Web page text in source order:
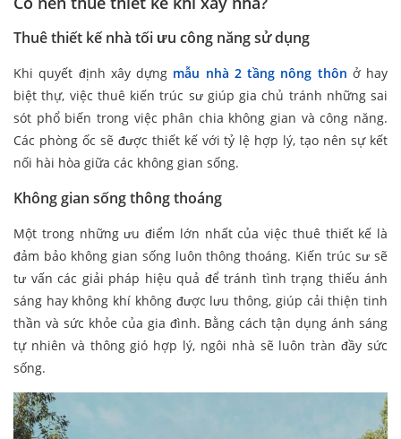
Thuê thiết kế nhà tối ưu công năng sử dụng
Khi quyết định xây dựng mẫu nhà 2 tầng nông thôn ở hay
biệt thự, việc thuê kiến trúc sư giúp gia chủ tránh những sai
sót phổ biến trong việc phân chia không gian và công năng.
Các phòng ốc sẽ được thiết kế với tỷ lệ hợp lý, tạo nên sự kết
nối hài hòa giữa các không gian sống.
Không gian sống thông thoáng
Một trong những ưu điểm lớn nhất của việc thuê thiết kế là
đảm bảo không gian sống luôn thông thoáng. Kiến trúc sư sẽ
tư vấn các giải pháp hiệu quả để tránh tình trạng thiếu ánh
sáng hay không khí không được lưu thông, giúp cải thiện tinh
thần và sức khỏe của gia đình. Bằng cách tận dụng ánh sáng
tự nhiên và thông gió hợp lý, ngôi nhà sẽ luôn tràn đầy sức
sống.